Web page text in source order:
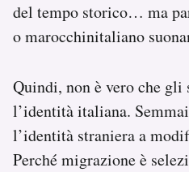
del tempo storico… ma
o marocchinitaliano
Quindi, non è vero che gli
l’identità italiana.
l’identità straniera a
Perché migrazione è